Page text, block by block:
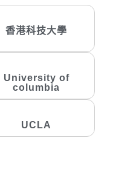
香港科技大學
University of
columbia
UCLA